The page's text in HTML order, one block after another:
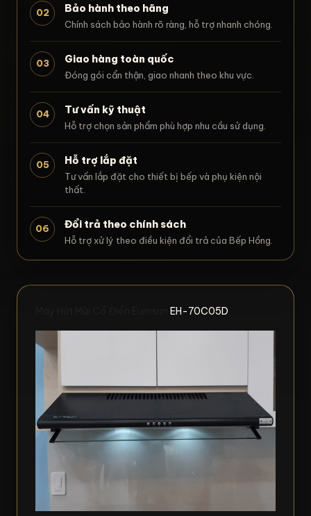
02 Bảo hành theo hãng
Chính sách bảo hành rõ ràng, hỗ trợ nhanh chóng.
03 Giao hàng toàn quốc
Đóng gói cẩn thận, giao nhanh theo khu vực.
04 Tư vấn kỹ thuật
Hỗ trợ chọn sản phẩm phù hợp nhu cầu sử dụng.
05 Hỗ trợ lắp đặt
Tư vấn lắp đặt cho thiết bị bếp và phụ kiện nội
thất.
06 Đổi trả theo chính sách
Hỗ trợ xử lý theo điều kiện đổi trả của Bếp Hồng.
EH-70C05D